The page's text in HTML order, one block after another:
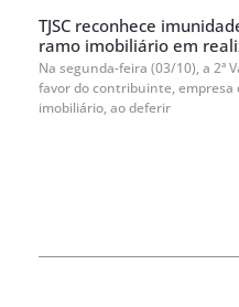
TJSC reconhece
ramo imobiliário em
Na segunda-feira (03/10), a 2ª
favor do contribuinte,
imobiliário, ao deferir